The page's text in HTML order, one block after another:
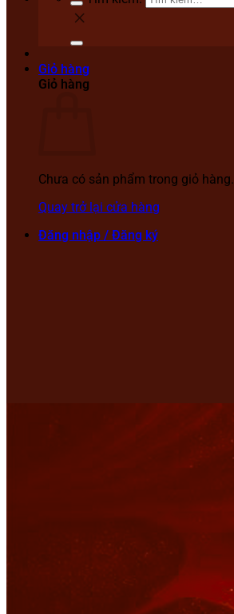
Giỏ hàng
Giỏ hàng
Chưa có sản phẩm trong giỏ hàng.
Quay trở lại cửa hàng
Đăng nhập / Đăng ký